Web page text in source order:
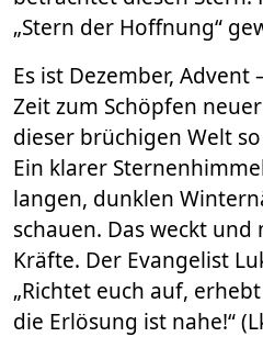
„Stern der Hoffnung“
Es ist Dezember, Advent
Zeit zum Schöpfen
dieser brüchigen Welt
Ein klarer
langen, dunklen
schauen. Das weckt
Kräfte. Der Evangelist
„Richtet euch auf,
die Erlösung ist nahe!“